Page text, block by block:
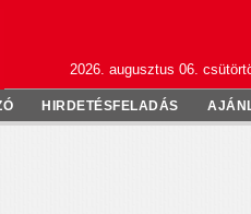
2026. augusztus 06.
HIRDETÉSFELADÁS